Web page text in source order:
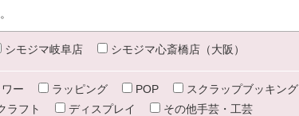
シモジマ岐阜店 シモジマ心斎橋店（大阪）
ー ラッピング POP
スクラップブッキング
ラフト ディスプレイ その他手芸・工芸